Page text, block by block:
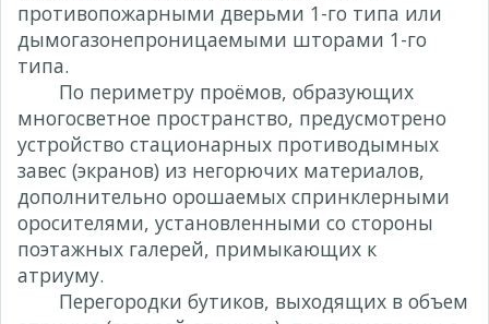
противопожарными дверьми 1-го типа или
дымогазонепроницаемыми шторами 1-го
типа.
По периметру проёмов, образующих
многосветное пространство, предусмотрено
устройство стационарных противодымных
завес (экранов) из негорючих материалов,
дополнительно орошаемых спринклерными
оросителями, установленными со стороны
поэтажных галерей, примыкающих к
атриуму.
Перегородки бутиков, выходящих в объем